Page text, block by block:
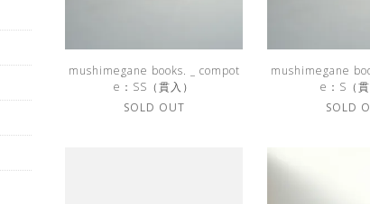
mushimegane books. _ compot
e：SS（貫入）
SOLD OUT
mushimegane
e：S（貫
SOLD